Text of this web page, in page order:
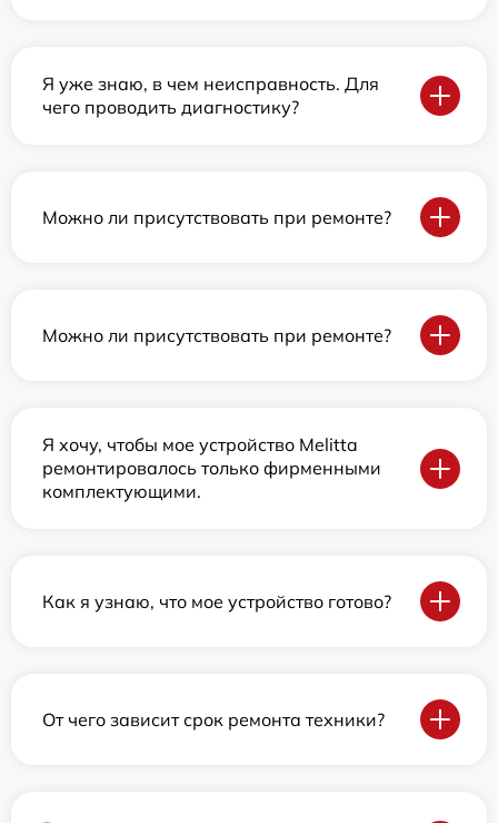
Я уже знаю, в чем неисправность. Для
чего проводить диагностику?
Можно ли присутствовать при ремонте?
Можно ли присутствовать при ремонте?
Я хочу, чтобы мое устройство Melitta
ремонтировалось только фирменными
комплектующими.
Как я узнаю, что мое устройство готово?
От чего зависит срок ремонта техники?